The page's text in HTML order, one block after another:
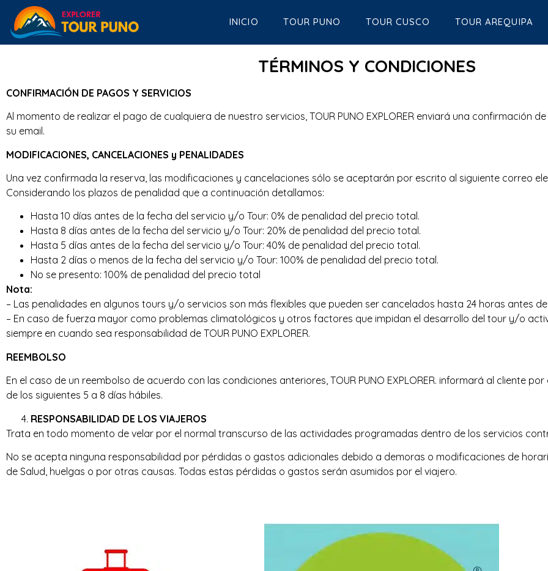
INICIO TOUR PUNO TOUR CUSCO TOUR AREQUIPA
TÉRMINOS Y CONDICIONES
CONFIRMACIÓN DE PAGOS Y SERVICIOS
Al momento de realizar el pago de cualquiera de nuestro servicios, TOUR PUNO EXPLORER enviará una confirmación
su email.
MODIFICACIONES, CANCELACIONES y PENALIDADES
Una vez confirmada la reserva, las modificaciones y cancelaciones sólo se aceptarán por escrito al siguiente correo
Considerando los plazos de penalidad que a continuación detallamos:
Hasta 10 días antes de la fecha del servicio y/o Tour: 0% de penalidad del precio total.
Hasta 8 días antes de la fecha del servicio y/o Tour: 20% de penalidad del precio total.
Hasta 5 días antes de la fecha del servicio y/o Tour: 40% de penalidad del precio total.
Hasta 2 días o menos de la fecha del servicio y/o Tour: 100% de penalidad del precio total.
No se presento: 100% de penalidad del precio total
Nota:
– Las penalidades en algunos tours y/o servicios son más flexibles que pueden ser cancelados hasta 24 horas antes
– En caso de fuerza mayor como problemas climatológicos y otros factores que impidan el desarrollo del tour y/o
siempre en cuando sea responsabilidad de TOUR PUNO EXPLORER.
REEMBOLSO
En el caso de un reembolso de acuerdo con las condiciones anteriores, TOUR PUNO EXPLORER. informará al cliente
de los siguientes 5 a 8 días hábiles.
RESPONSABILIDAD DE LOS VIAJEROS
Trata en todo momento de velar por el normal transcurso de las actividades programadas dentro de los servicios
No se acepta ninguna responsabilidad por pérdidas o gastos adicionales debido a demoras o modificaciones de
de Salud, huelgas o por otras causas. Todas estas pérdidas o gastos serán asumidos por el viajero.